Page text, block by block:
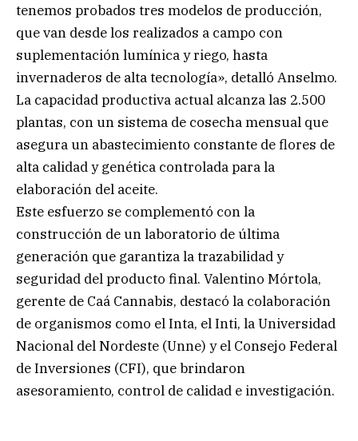
tenemos probados tres modelos de producción,
que van desde los realizados a campo con
suplementación lumínica y riego, hasta
invernaderos de alta tecnología», detalló Anselmo.
La capacidad productiva actual alcanza las 2.500
plantas, con un sistema de cosecha mensual que
asegura un abastecimiento constante de flores de
alta calidad y genética controlada para la
elaboración del aceite.
Este esfuerzo se complementó con la
construcción de un laboratorio de última
generación que garantiza la trazabilidad y
seguridad del producto final. Valentino Mórtola,
gerente de Caá Cannabis, destacó la colaboración
de organismos como el Inta, el Inti, la Universidad
Nacional del Nordeste (Unne) y el Consejo Federal
de Inversiones (CFI), que brindaron
asesoramiento, control de calidad e investigación.